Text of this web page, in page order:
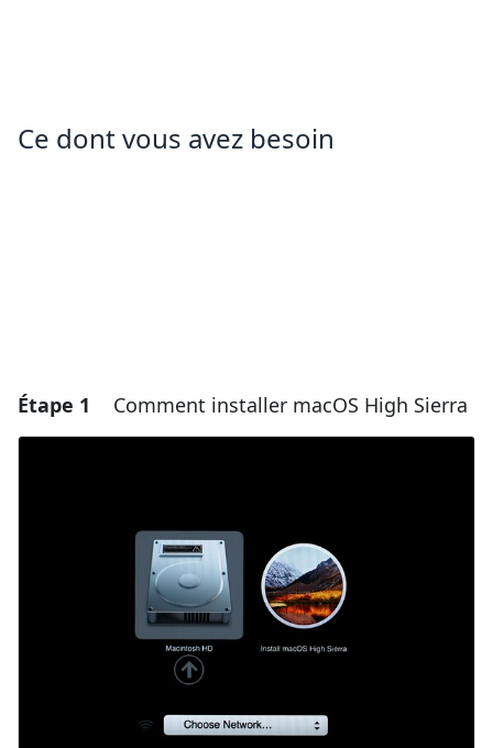
Ce dont vous avez besoin
Étape 1 Comment installer macOS High Sierra